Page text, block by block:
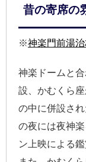
昔の寄席の
※神楽門前湯
神楽ドームと
設、かむくら
の中に併設さ
の夜には夜神
ン上映による鑑